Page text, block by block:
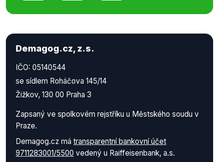
Demagog.cz, z.s.
IČO: 05140544
se sídlem Roháčova 145/14
Žižkov, 130 00 Praha 3
Zapsaný ve spolkovém rejstříku u Městského soudu v
Praze.
Demagog.cz má transparentní bankovní účet
9711283001/5500 vedený u Raiffeisenbank, a.s.